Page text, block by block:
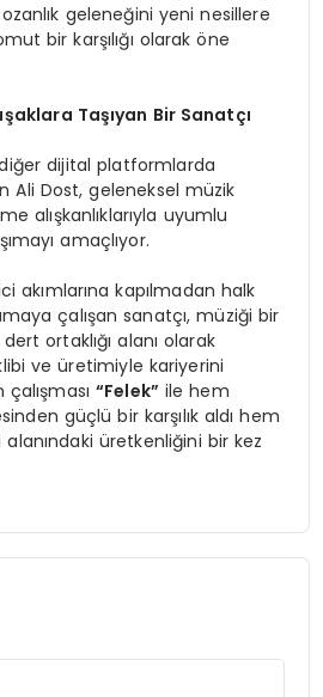
geleneğini yeni nesillere
bir karşılığı olarak öne
Taşıyan Bir Sanatçı
dijital platformlarda
Ali Dost, geleneksel müzik
alışkanlıklarıyla uyumlu
amaçlıyor.
akımlarına kapılmadan halk
çalışan sanatçı, müziği bir
ortaklığı alanı olarak
ve üretimiyle kariyerini
“Felek” ile hem
güçlü bir karşılık aldı hem
üretkenliğini bir kez